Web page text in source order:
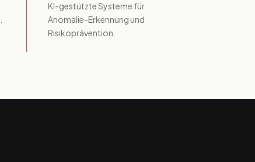
KI-gestützte Systeme für
Anomalie-Erkennung und
Risikoprävention.